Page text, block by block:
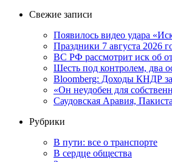
Свежие записи
Появилось видео удара
Праздники 7 августа 2026
ВС РФ рассмотрит иск об
Шесть под контролем, два
Bloomberg: Доходы КНДР за
«Он неудобен для
Саудовская Аравия,
Рубрики
В пути: все о транспорте
В сердце общества